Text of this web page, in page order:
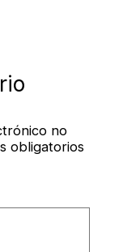
no
obligatorios